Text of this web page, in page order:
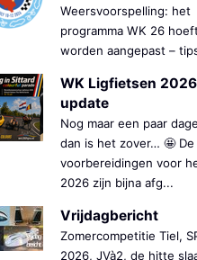
Weersvoorspelling: het
programma WK 26
worden aangepast –
WK Ligfietsen 2026
update
Nog maar een paar
dan is het zover… 🤩 De
voorbereidingen voor
2026 zijn bijna afg...
Vrijdagbericht
Zomercompetitie Tiel,
2026, JVà2, de hitte